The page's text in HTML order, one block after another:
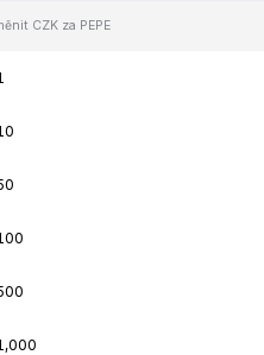
CZK za PEPE